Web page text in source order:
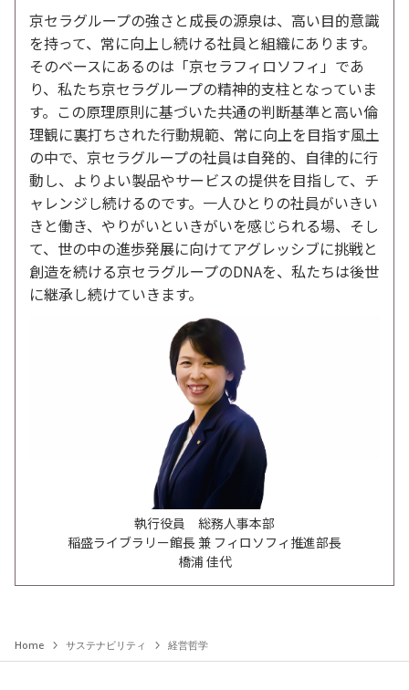
京セラグループの強さと成長の源泉は、高い目的意識
を持って、常に向上し続ける社員と組織にあります。
そのベースにあるのは「京セラフィロソフィ」であ
り、私たち京セラグループの精神的支柱となっていま
す。この原理原則に基づいた共通の判断基準と高い倫
理観に裏打ちされた行動規範、常に向上を目指す風土
の中で、京セラグループの社員は自発的、自律的に行
動し、よりよい製品やサービスの提供を目指して、チ
ャレンジし続けるのです。一人ひとりの社員がいきい
きと働き、やりがいといきがいを感じられる場、そし
て、世の中の進歩発展に向けてアグレッシブに挑戦と
創造を続ける京セラグループのDNAを、私たちは後世
に継承し続けていきます。
執行役員 総務人事本部
稲盛ライブラリー館長 兼 フィロソフィ推進部長
橋浦 佳代
Home サステナビリティ 経営哲学